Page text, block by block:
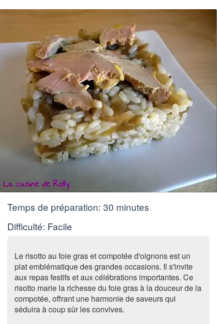
Temps de préparation: 30 minutes
Difficulté: Facile
Le risotto au foie gras et compotée d'oignons est un
plat emblématique des grandes occasions. Il s'invite
aux repas festifs et aux célébrations importantes. Ce
risotto marie la richesse du foie gras à la douceur de la
compotée, offrant une harmonie de saveurs qui
séduira à coup sûr les convives.